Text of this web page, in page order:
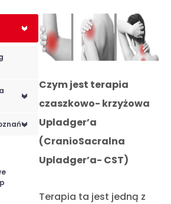
<
<
<
Czym jest terapia
czaszkowo- krzyżowa
Upladger’a
(CranioSacralna
Upladger’a- CST)
Terapia ta jest jedną z